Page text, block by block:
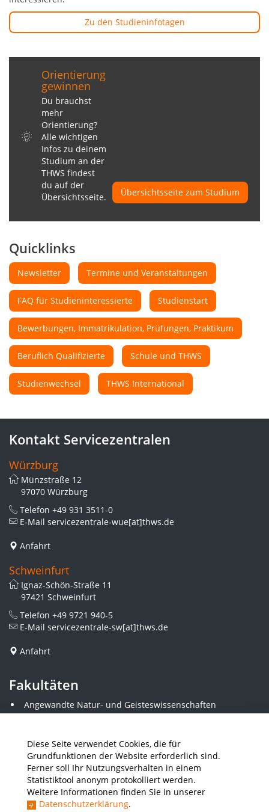
Diese Seite verwendet Cookies, die für
Grundfunktionen der Website erforderlich sind.
Ferner soll Ihr Nutzungsverhalten in einem
Statistiktool anonym protokolliert werden.
Weitere Informationen finden Sie in unserer
Datenschutzerklärung.
Zu den Studieninfotagen
Orientierung
gewinnen
Du brauchst
mehr
Orientierung?
Alle wichtigen
Infos zu deinem
Studium an der
THWS findest
du auf der
Übersichtsseite.
Übersichtsseite zum Studium
Quicklinks
Newsletter Termine und Veranstaltungen
FAQ für Studieninteressierte Studienstart
Bewerbungen, Immatrikulation, Prüfungen, Praktikum
Beruflich Qualifizierte Schule und THWS
Studienwechsel THWS International
Kontakt Servicezentralen
Würzburg
Münzstraße 12
97070 Würzburg
Telefon +49 931 3511-0
E-Mail servicezentrale-wue[at]thws.de
Anfahrt
Schweinfurt
Ignaz-Schön-Straße 11
97421 Schweinfurt
Telefon +49 9721 940-5
E-Mail servicezentrale-sw[at]thws.de
Anfahrt
Fakultäten
Angewandte Natur- und Geisteswissenschaften
Angewandte Sozialwissenschaften
Elektrotechnik
Gestaltung
Informatik und Wirtschaftsinformatik
Kunststofftechnik und Vermessung
Maschinenbau
THWS Business School